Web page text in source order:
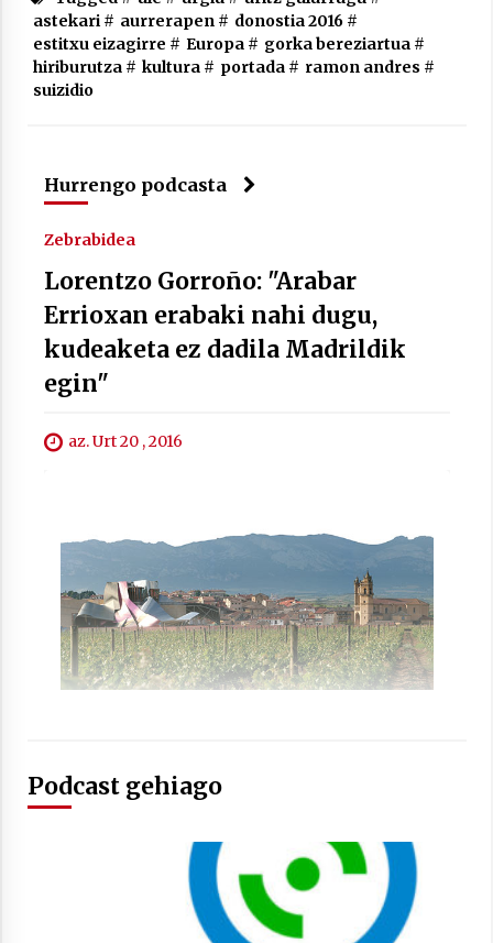
EHZtik
Arrosaren laburpen bideoa Hamaika
Telebistaren eskutik
2021/06/30
astekari# aurrerapen# donostia 2016#
estitxu eizagirre # Europa# gorka bereziartua#
hiriburutza# kultura# portada# ramon andres #
suizidio
Hurrengo podcasta
Zebrabidea
Lorentzo Gorroño: "Arabar
Errioxan erabaki nahi dugu,
kudeaketa ez dadila Madrildik
egin"
az. Urt 20 , 2016
Podcast gehiago